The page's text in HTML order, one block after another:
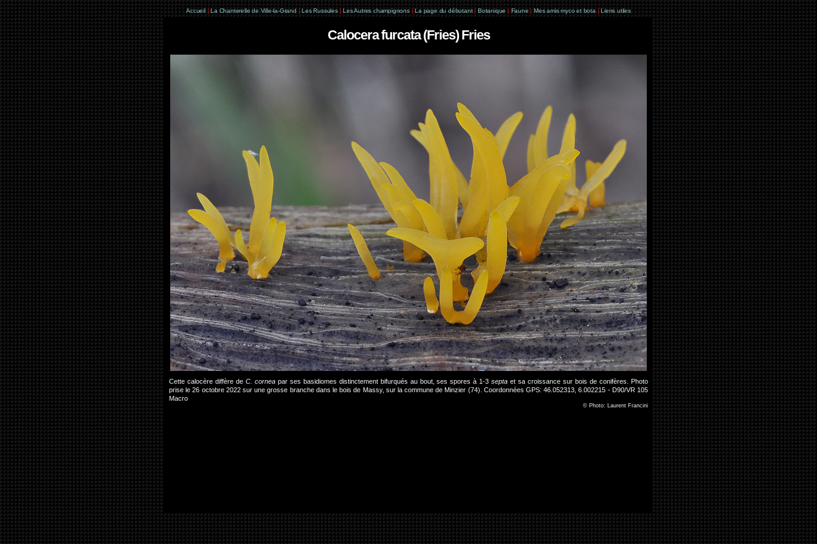
Accueil | La Chanterelle de Ville-la-Grand | Les Russules | Les Autres champignons | La page du débutant | Botanique | Faune | Mes amis myco et bota | Liens utiles
Calocera furcata (Fries) Fries
Cette calocère diffère de C. corneapar ses basidiomes distinctement bifurqués au bout, ses spores à 1-3septa et sa croissance sur bois de conifères. Photo
prise le 26 octobre 2022 sur une grosse branche dans le bois de Massy, sur la commune de Minzier (74). Coordonnées GPS: 46.052313, 6.002215 - D90/VR 105
Macro
© Photo: Laurent Francini